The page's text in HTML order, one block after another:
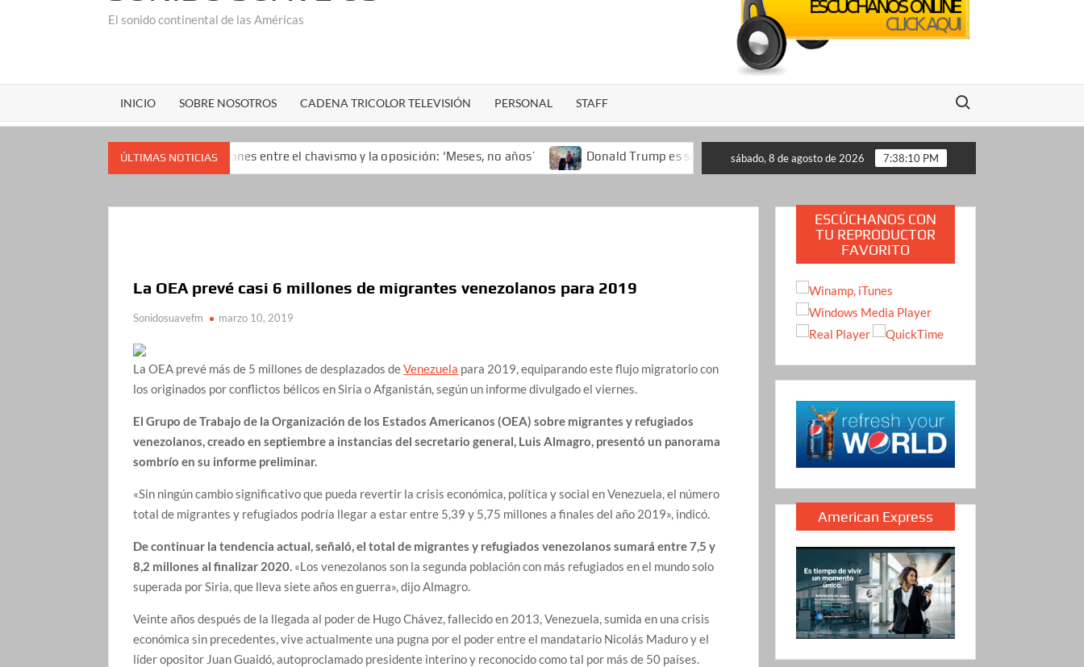
El sonido continental de las Américas
INICIO SOBRE NOSOTROS CADENA TRICOLOR TELEVISIÓN PERSONAL STAFF
Buscar:
ÚLTIMAS NOTICIAS
antes de las negociaciones entre el chavismo y la oposición: ‘Meses, no años’ Donald Trump es solo superado por Nixon en impopularidad: las encuestas que encienden las alarmas
sábado, 8 de agosto de 2026 7:38:11 PM
La OEA prevé casi 6 millones de migrantes venezolanos para 2019
Sonidosuavefm marzo 10, 2019
La OEA prevé más de 5 millones de desplazados deVenezuela para 2019, equiparando este flujo migratorio con
los originados por conflictos bélicos en Siria o Afganistán, según un informe divulgado el viernes.
El Grupo de Trabajo de la Organización de los Estados Americanos (OEA) sobre migrantes y refugiados
venezolanos, creado en septiembre a instancias del secretario general, Luis Almagro, presentó un panorama
sombrío en su informe preliminar.
«Sin ningún cambio significativo que pueda revertir la crisis económica, política y social en Venezuela, el número
total de migrantes y refugiados podría llegar a estar entre 5,39 y 5,75 millones a finales del año 2019», indicó.
De continuar la tendencia actual, señaló, el total de migrantes y refugiados venezolanos sumará entre 7,5 y
8,2 millones al finalizar 2020. «Los venezolanos son la segunda población con más refugiados en el mundo solo
superada por Siria, que lleva siete años en guerra», dijo Almagro.
Veinte años después de la llegada al poder de Hugo Chávez, fallecido en 2013, Venezuela, sumida en una crisis
económica sin precedentes, vive actualmente una pugna por el poder entre el mandatario Nicolás Maduro y el
líder opositor Juan Guaidó, autoproclamado presidente interino y reconocido como tal por más de 50 países.
ESCÚCHANOS CON
TU REPRODUCTOR
FAVORITO
American Express